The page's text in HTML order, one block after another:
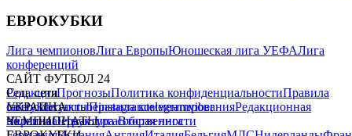
ЕВРОКУБКИ
Лига чемпионовЛига ЕвропыЮношеская лига УЕФАЛига
конференций
САЙТ ФУТБОЛ 24
РедакцияПрогнозыПолитика конфиденциальностиПравила
сайтуКонтактыПравила комментированияРедакционная
политикаСтруктура собственности
Соц. сети
facebookxyoutubeinstagramtelegramviber
УКРАИНА
УкраинаПервая лигаВторая лига
ЧЕМПИОНАТЫ